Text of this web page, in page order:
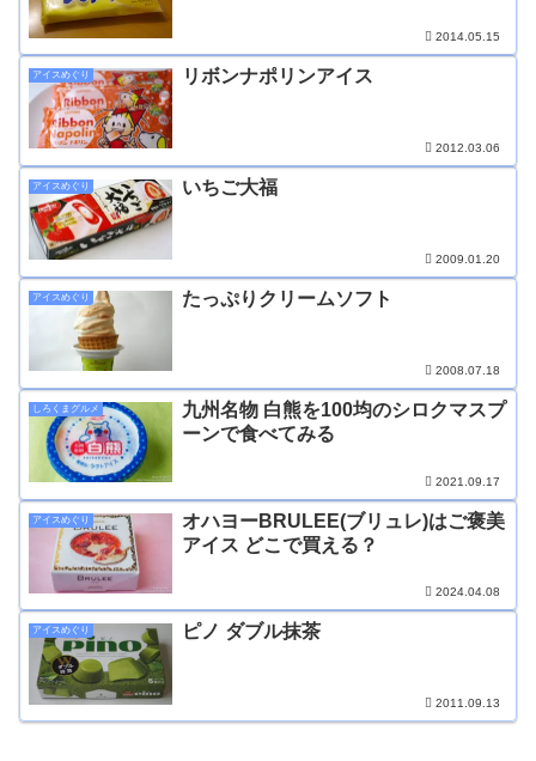
2014.05.15
アイスめぐり リボンナポリンアイス
2012.03.06
アイスめぐり いちご大福
2009.01.20
アイスめぐり たっぷりクリームソフト
2008.07.18
しろくまグルメ
九州名物 白熊を100均のシロクマスプ
ーンで食べてみる
2021.09.17
アイスめぐり
オハヨーBRULEE(ブリュレ)はご褒美
アイス どこで買える？
2024.04.08
アイスめぐり ピノ ダブル抹茶
2011.09.13